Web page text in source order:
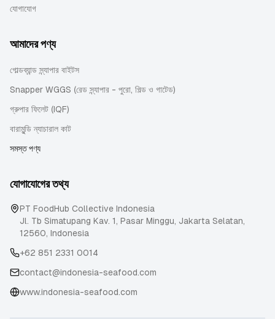
যোগাযোগ
আমাদের পণ্য
গোল্ডব্যান্ড স্ন্যাপার বাইটস
Snapper WGGS (রেড স্ন্যাপার - পুরো, গিল্ড ও গাটেড)
গ্রুপার ফিলেট (IQF)
বারামুন্ডি ন্যাচারাল কাট
সমস্ত পণ্য
যোগাযোগের তথ্য
PT FoodHub Collective Indonesia
Jl. Tb Simatupang Kav. 1, Pasar Minggu, Jakarta Selatan,
12560, Indonesia
+62 851 2331 0014
contact@indonesia-seafood.com
www.indonesia-seafood.com